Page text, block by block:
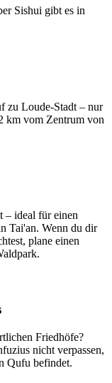
Sishui gibt es in
zu Loude-Stadt – nur
km vom Zentrum von
– ideal für einen
Tai'an. Wenn du dir
plane einen
Friedhöfe?
nicht verpassen,
Qufu befindet.